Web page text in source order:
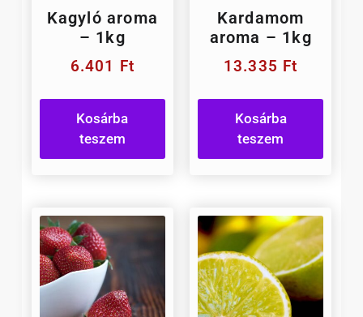
Kagyló aroma
– 1kg
6.401 Ft
Kosárba
teszem
Kardamom
aroma – 1kg
13.335 Ft
Kosárba
teszem